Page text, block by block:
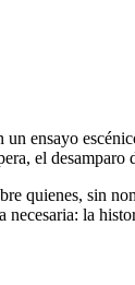
ensayo
el
quienes, sin
necesaria: la